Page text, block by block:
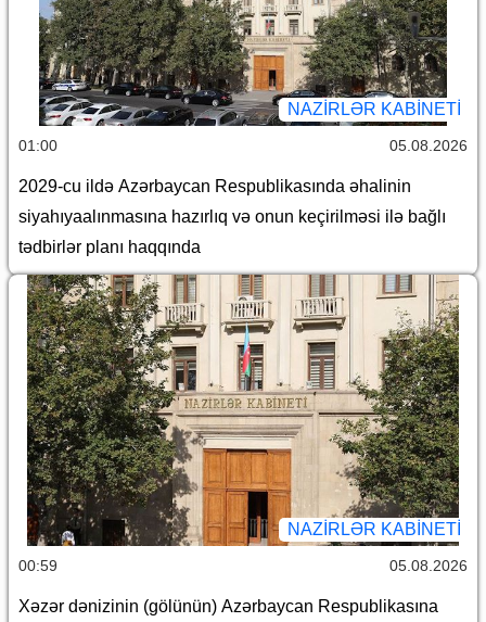
NAZIRLƏR KABINETI
01:00 05.08.2026
2029-cu ildə Azərbaycan Respublikasında əhalinin
siyahıyaalınmasına hazırlıq və onun keçirilməsi ilə bağlı
tədbirlər planı haqqında
NAZIRLƏR KABINETI
00:59 05.08.2026
Xəzər dənizinin (gölünün) Azərbaycan Respublikasına